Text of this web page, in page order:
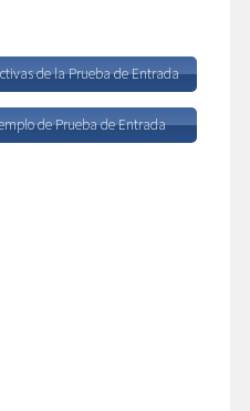
de la Prueba de Entrada
de Prueba de Entrada